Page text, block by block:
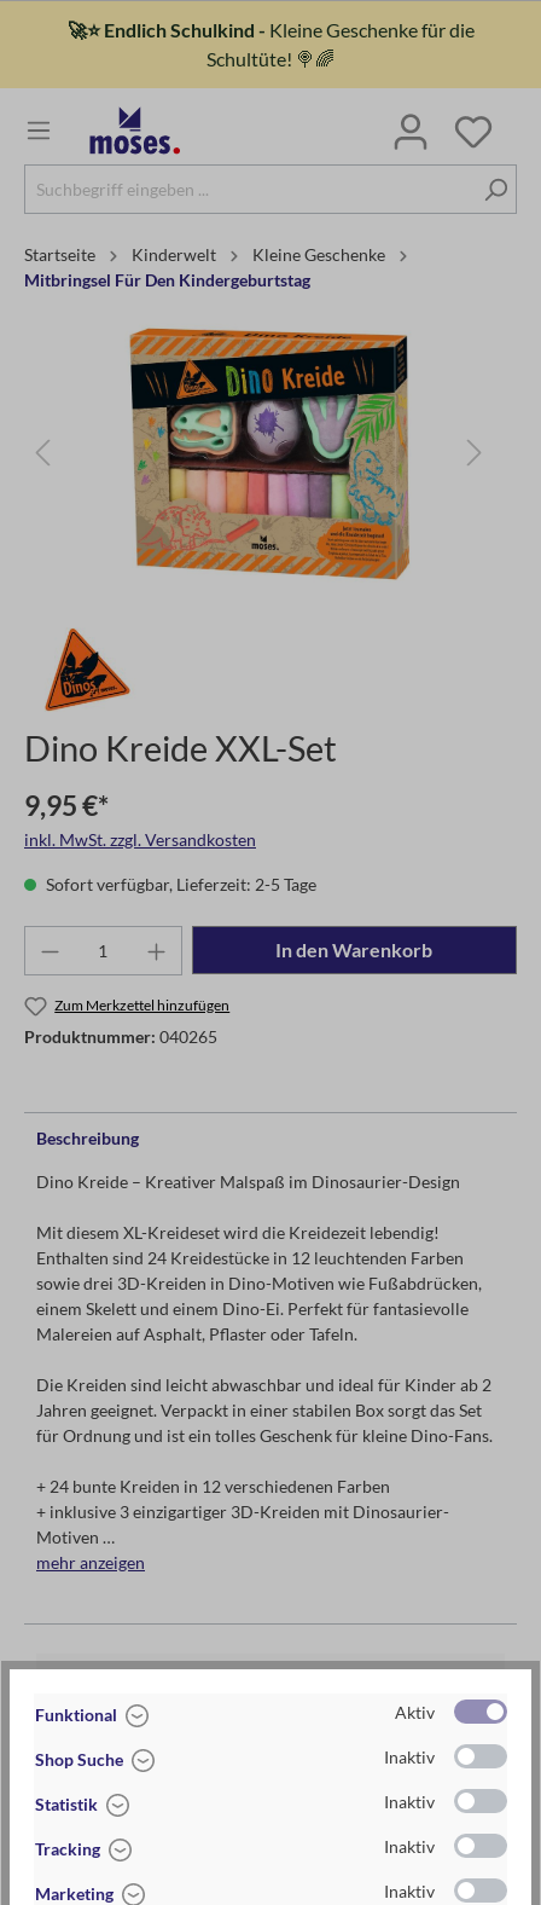
🚀⭐ Endlich Schulkind - Kleine Geschenke für die
Schultüte! 🍭🌈
Startseite Kinderwelt
Kleine Geschenke
Mitbringsel Für Den Kindergeburtstag
Dino Kreide XXL-Set
9,95 €*
inkl. MwSt. zzgl. Versandkosten
Sofort verfügbar, Lieferzeit: 2-5 Tage
In den Warenkorb
Zum Merkzettel hinzufügen
Produktnummer: 040265
Beschreibung
Dino Kreide – Kreativer Malspaß im Dinosaurier-Design
Mit diesem XL-Kreideset wird die Kreidezeit lebendig!
Enthalten sind 24 Kreidestücke in 12 leuchtenden Farben
sowie drei 3D-Kreiden in Dino-Motiven wie Fußabdrücken,
einem Skelett und einem Dino-Ei. Perfekt für fantasievolle
Malereien auf Asphalt, Pflaster oder Tafeln.
Die Kreiden sind leicht abwaschbar und ideal für Kinder ab 2
Jahren geeignet. Verpackt in einer stabilen Box sorgt das Set
für Ordnung und ist ein tolles Geschenk für kleine Dino-Fans.
+ 24 bunte Kreiden in 12 verschiedenen Farben
+ inklusive 3 einzigartiger 3D-Kreiden mit Dinosaurier-
Motiven
+ leicht abwaschbar und kinderfreundlich
Freien!
mehr anzeigen
Artikel-Nr.: 040265
EAN / ISBN
Warengruppe
Lieferzeit
Preis
Maße ca. 28 cm x 26 cm x 6 cm (B x H x T)
Funktional Aktiv
Shop Suche Inaktiv
Statistik Inaktiv
Tracking Inaktiv
Marketing Inaktiv